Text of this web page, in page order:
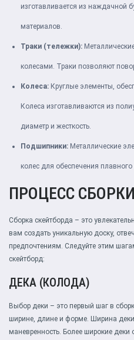
изготавливается из наждачной
материалов.
Траки (тележки):
колесами. Траки позволяют
Колеса: Круглые элементы,
Колеса изготавливаются из
диаметр и жесткость.
Подшипники: Металлические
колес для обеспечения
ПРОЦЕСС
Сборка скейтборда – это
вам создать уникальную доску,
предпочтениям. Следуйте этим
скейтборд:
ДЕКА (КОЛОДА)
Выбор деки – это первый шаг в
ширине, длине и форме. Ширина деки
маневренность. Более широкие